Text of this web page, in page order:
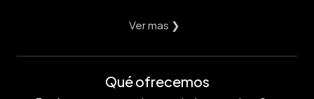
Ver mas ❯
Qué ofrecemos